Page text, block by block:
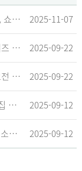
「우리집 낙상 BLOCK! 작지만 큰 실천, 쇼츠 챌린지」 수상작 발표 2025-11-07
중앙손상관리센터 제1기 대학생 서포터즈 합격자 발표 2025-09-22
2025년 손상예방 인식제고 캐릭터 공모전 결과발표 지연 안내 2025-09-22
[센터 행사] 제 1기 대학생 서포터즈 모집 공고 2025-09-12
[업무협약] 중앙손상관리센터-대한심폐소생협회, 학교현장 CPR 교육 확대 위한 업무협약 체결 2025-09-12